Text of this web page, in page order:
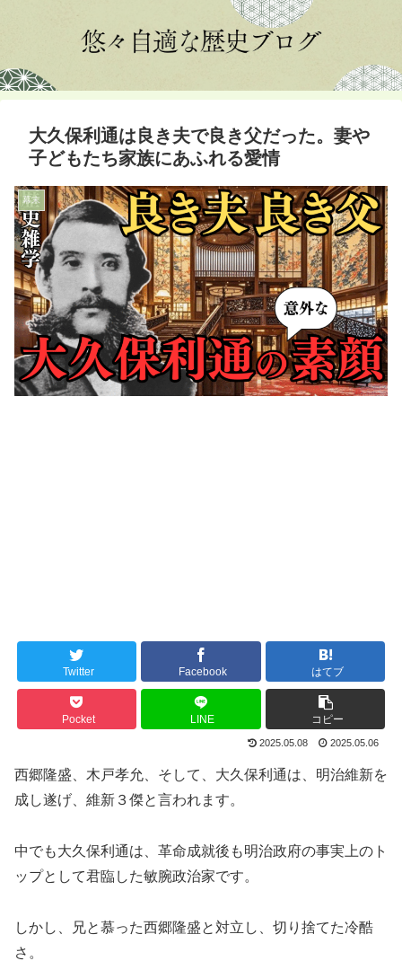
大久保利通は良き夫で良き父だった。妻や
子どもたち家族にあふれる愛情
幕末
Twitter Facebook はてブ
Pocket LINE コピー
2025.05.08 2025.05.06
西郷隆盛、木戸孝允、そして、大久保利通は、明治維新を
成し遂げ、維新３傑と言われます。
中でも大久保利通は、革命成就後も明治政府の事実上のト
ップとして君臨した敏腕政治家です。
しかし、兄と慕った西郷隆盛と対立し、切り捨てた冷酷
さ。